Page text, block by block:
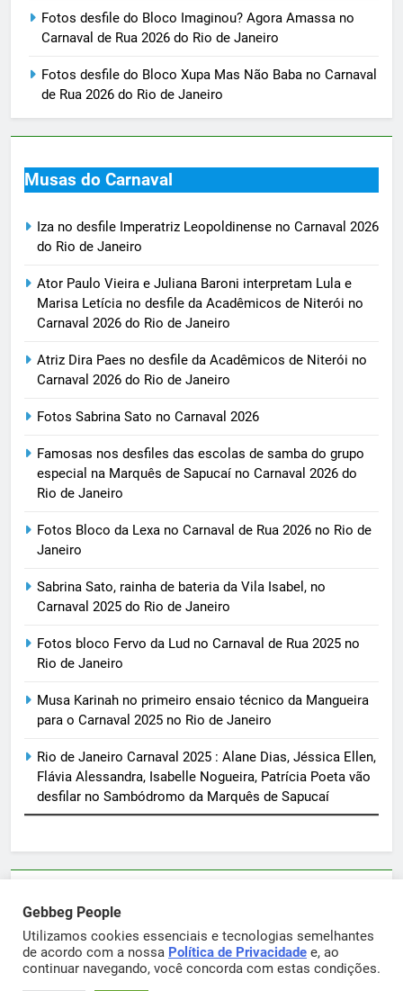
Fotos desfile do Bloco Imaginou? Agora Amassa no
Carnaval de Rua 2026 do Rio de Janeiro
Fotos desfile do Bloco Xupa Mas Não Baba no Carnaval
de Rua 2026 do Rio de Janeiro
Musas do Carnaval
Iza no desfile Imperatriz Leopoldinense no Carnaval 2026
do Rio de Janeiro
Ator Paulo Vieira e Juliana Baroni interpretam Lula e
Marisa Letícia no desfile da Acadêmicos de Niterói no
Carnaval 2026 do Rio de Janeiro
Atriz Dira Paes no desfile da Acadêmicos de Niterói no
Carnaval 2026 do Rio de Janeiro
Fotos Sabrina Sato no Carnaval 2026
Famosas nos desfiles das escolas de samba do grupo
especial na Marquês de Sapucaí no Carnaval 2026 do
Rio de Janeiro
Fotos Bloco da Lexa no Carnaval de Rua 2026 no Rio de
Janeiro
Sabrina Sato, rainha de bateria da Vila Isabel, no
Carnaval 2025 do Rio de Janeiro
Fotos bloco Fervo da Lud no Carnaval de Rua 2025 no
Rio de Janeiro
Musa Karinah no primeiro ensaio técnico da Mangueira
para o Carnaval 2025 no Rio de Janeiro
Rio de Janeiro Carnaval 2025 : Alane Dias, Jéssica Ellen,
Flávia Alessandra, Isabelle Nogueira, Patrícia Poeta vão
desfilar no Sambódromo da Marquês de Sapucaí
sortimentos@yahoo.com.br
Gebbeg Powered ByBlazeThemes.
Gebbeg People
Utilizamos cookies essenciais e tecnologias semelhantes
de acordo com a nossa Política de Privacidade e, ao
continuar navegando, você concorda com estas condições.